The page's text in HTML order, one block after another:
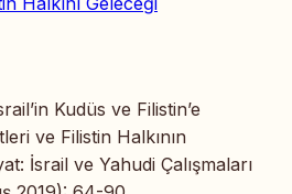
Kudüs ve Filistin’e
ve Filistin Halkının
İsrail ve Yahudi Çalışmaları